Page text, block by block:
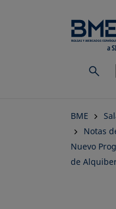
BME
Notas
Nuevo
de